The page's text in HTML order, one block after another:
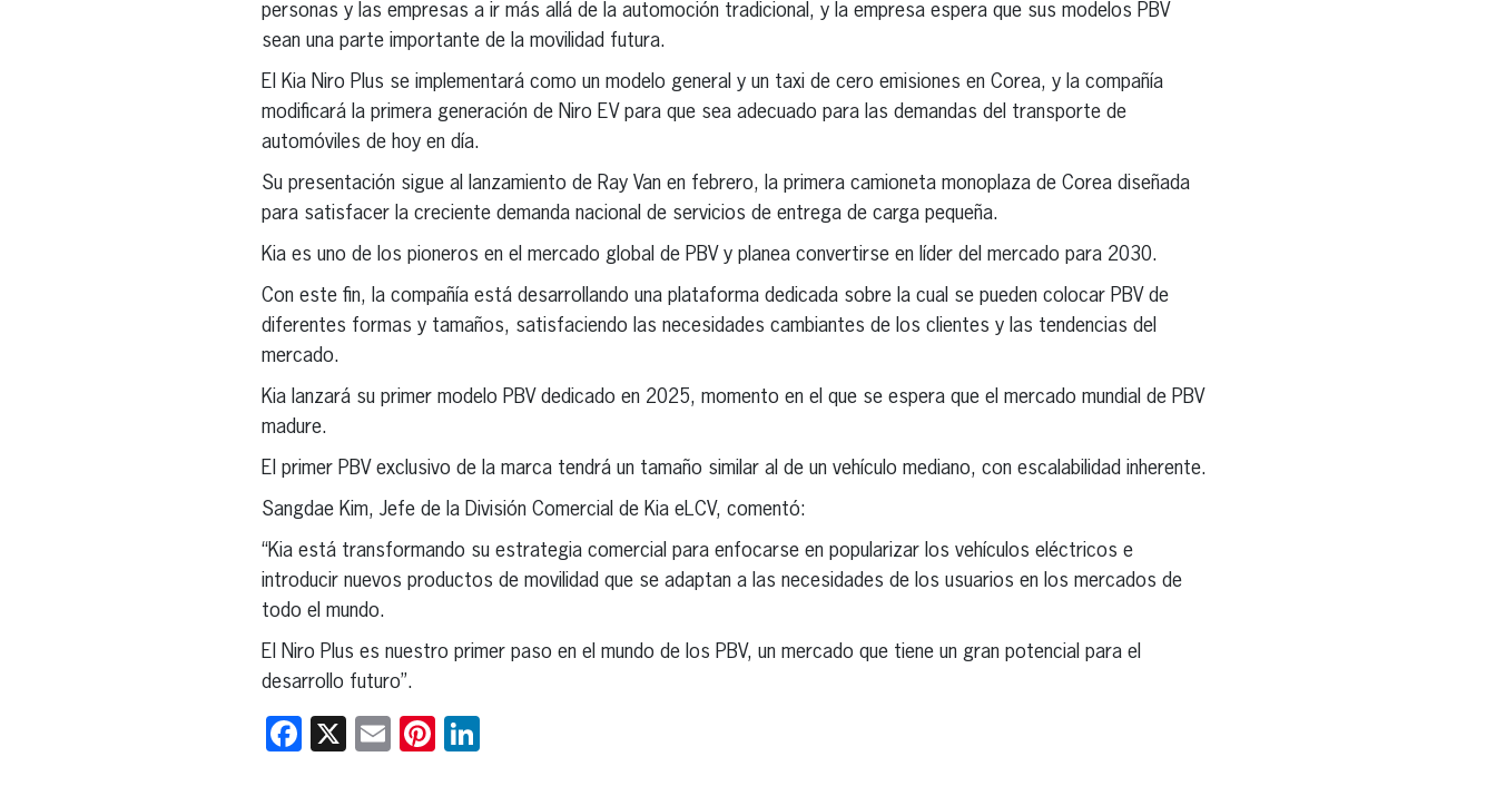
personas y las empresas a ir más allá de la automoción tradicional, y la empresa espera que sus modelos PBV
sean una parte importante de la movilidad futura.
El Kia Niro Plus se implementará como un modelo general y un taxi de cero emisiones en Corea, y la compañía
modificará la primera generación de Niro EV para que sea adecuado para las demandas del transporte de
automóviles de hoy en día.
Su presentación sigue al lanzamiento de Ray Van en febrero, la primera camioneta monoplaza de Corea diseñada
para satisfacer la creciente demanda nacional de servicios de entrega de carga pequeña.
Kia es uno de los pioneros en el mercado global de PBV y planea convertirse en líder del mercado para 2030.
Con este fin, la compañía está desarrollando una plataforma dedicada sobre la cual se pueden colocar PBV de
diferentes formas y tamaños, satisfaciendo las necesidades cambiantes de los clientes y las tendencias del
mercado.
Kia lanzará su primer modelo PBV dedicado en 2025, momento en el que se espera que el mercado mundial de PBV
madure.
El primer PBV exclusivo de la marca tendrá un tamaño similar al de un vehículo mediano, con escalabilidad inherente.
Sangdae Kim, Jefe de la División Comercial de Kia eLCV, comentó:
“Kia está transformando su estrategia comercial para enfocarse en popularizar los vehículos eléctricos e
introducir nuevos productos de movilidad que se adaptan a las necesidades de los usuarios en los mercados de
todo el mundo.
El Niro Plus es nuestro primer paso en el mundo de los PBV, un mercado que tiene un gran potencial para el
desarrollo futuro”.
Facebook
X EmailPinterest